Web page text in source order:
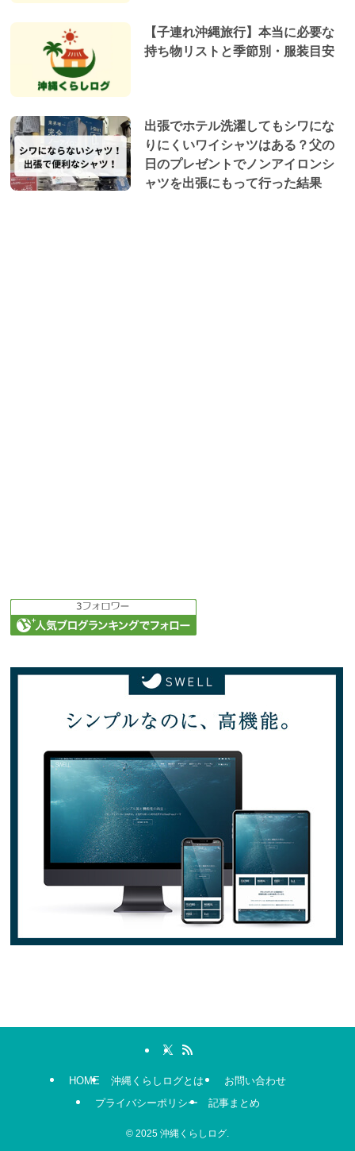
【子連れ沖縄旅行】本当に必要な
持ち物リストと季節別・服装目安
出張でホテル洗濯してもシワにな
りにくいワイシャツはある？父の
日のプレゼントでノンアイロンシ
ャツを出張にもって行った結果
HOME 沖縄くらしログとは
お問い合わせ
プライバシーポリシー
記事まとめ
© 2025 沖縄くらしログ.